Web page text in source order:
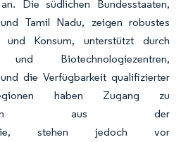
Die südlichen Bundesstaaten,
Tamil Nadu, zeigen robustes
Konsum, unterstützt durch
Biotechnologiezentren,
die Verfügbarkeit qualifizierter
haben Zugang zu
Rohstoffen aus der
stehen jedoch vor